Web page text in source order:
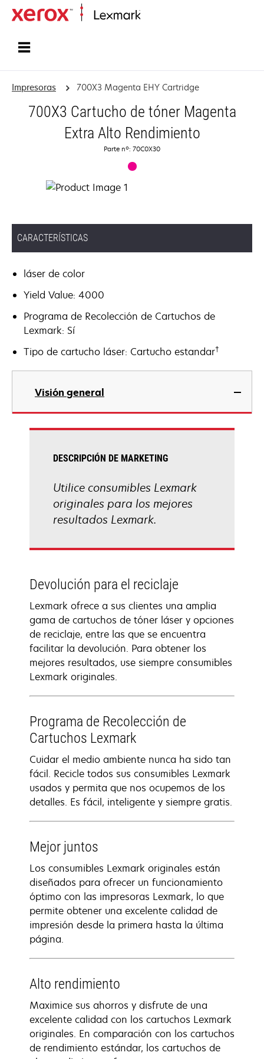
Impresoras 700X3 Magenta EHY Cartridge
700X3 Cartucho de tóner Magenta
Extra Alto Rendimiento
Parte nº: 70C0X30
CARACTERÍSTICAS
láser de color
Yield Value: 4000
Programa de Recolección de Cartuchos de
Lexmark: Sí
Tipo de cartucho láser: Cartucho estandar†
Visión general
DESCRIPCIÓN DE MARKETING
Utilice consumibles Lexmark
originales para los mejores
resultados Lexmark.
Devolución para el reciclaje
Lexmark ofrece a sus clientes una amplia
gama de cartuchos de tóner láser y opciones
de reciclaje, entre las que se encuentra
facilitar la devolución. Para obtener los
mejores resultados, use siempre consumibles
Lexmark originales.
Programa de Recolección de
Cartuchos Lexmark
Cuidar el medio ambiente nunca ha sido tan
fácil. Recicle todos sus consumibles Lexmark
usados y permita que nos ocupemos de los
detalles. Es fácil, inteligente y siempre gratis.
Mejor juntos
Los consumibles Lexmark originales están
diseñados para ofrecer un funcionamiento
óptimo con las impresoras Lexmark, lo que
permite obtener una excelente calidad de
impresión desde la primera hasta la última
página.
Alto rendimiento
Maximice sus ahorros y disfrute de una
excelente calidad con los cartuchos Lexmark
originales. En comparación con los cartuchos
de rendimiento estándar, los cartuchos de